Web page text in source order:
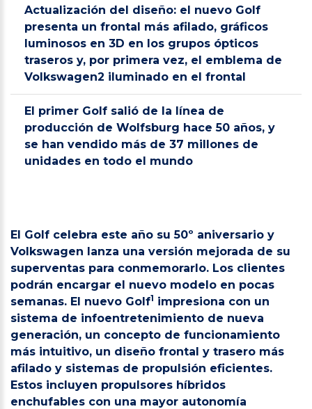
Actualización del diseño: el nuevo Golf
presenta un frontal más afilado, gráficos
luminosos en 3D en los grupos ópticos
traseros y, por primera vez, el emblema de
Volkswagen2 iluminado en el frontal
El primer Golf salió de la línea de
producción de Wolfsburg hace 50 años, y
se han vendido más de 37 millones de
unidades en todo el mundo
El Golf celebra este año su 50º aniversario y
Volkswagen lanza una versión mejorada de su
superventas para conmemorarlo. Los clientes
podrán encargar el nuevo modelo en pocas
semanas. El nuevo Golf1 impresiona con un
sistema de infoentretenimiento de nueva
generación, un concepto de funcionamiento
más intuitivo, un diseño frontal y trasero más
afilado y sistemas de propulsión eficientes.
Estos incluyen propulsores híbridos
enchufables con una mayor autonomía